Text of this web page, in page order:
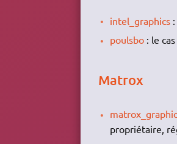
intel_graphics
poulsbo : le
Matrox
propriétaire,